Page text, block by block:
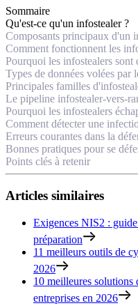
Sommaire
Qu'est-ce qu'un infostealer ?
Composants principaux d'un
Comment fonctionnent les
Pourquoi les infostealers sont
Types de données volées par
Principales familles
Le pipeline infostealer-vers-
Pourquoi les infostealers
Comment détecter une
Erreurs courantes dans la
Bonnes pratiques pour se
Points clés à retenir
Articles similaires
Exigences NIS2 :
préparation
11 meilleurs outils de
2026
10 meilleures solutions
entreprises en 2026